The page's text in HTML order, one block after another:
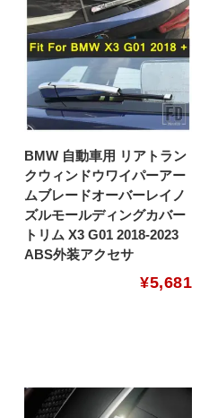
BMW 自動車用 リアトラン
クウィンドウワイパーアー
ムブレードオーバーレイノ
ズルモールディングカバー
トリム X3 G01 2018-2023
ABS外装アクセサ
¥5,681